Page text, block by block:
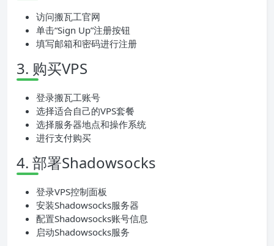
访问搬瓦工官网
单击“Sign Up”注册按钮
填写邮箱和密码进行注册
3. 购买VPS
登录搬瓦工账号
选择适合自己的VPS套餐
选择服务器地点和操作系统
进行支付购买
4. 部署Shadowsocks
登录VPS控制面板
安装Shadowsocks服务器
配置Shadowsocks账号信息
启动Shadowsocks服务